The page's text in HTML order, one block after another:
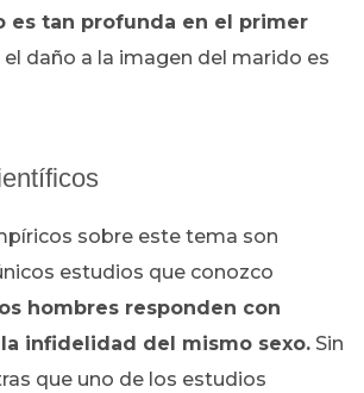
es tan profunda en el primer
el daño a la imagen del marido es
sobre este tema son
estudios que conozco
los hombres responden con
infidelidad del mismo sexo. Sin
que uno de los estudios